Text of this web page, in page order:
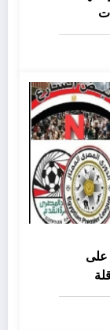
مباريات اليوم الخميس 6 أغسطس 2026 على